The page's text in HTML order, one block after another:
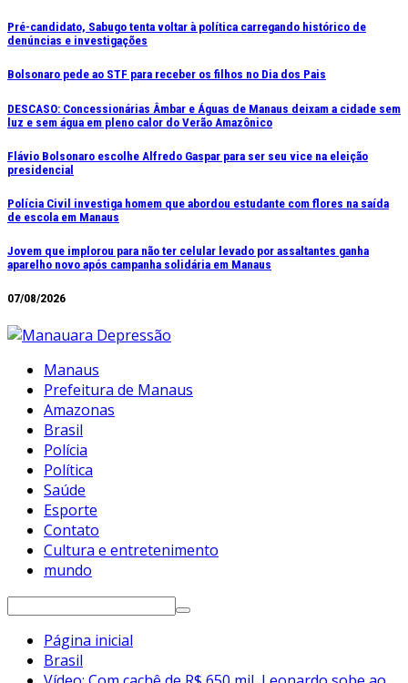
Ir
para
o
Pré-candidato, Sabugo tenta voltar à política carregando histórico de
denúncias e investigações
Bolsonaro pede ao STF para receber os filhos no Dia dos Pais
DESCASO: Concessionárias Âmbar e Águas de Manaus deixam a cidade sem
luz e sem água em pleno calor do Verão Amazônico
Flávio Bolsonaro escolhe Alfredo Gaspar para ser seu vice na eleição
presidencial
Polícia Civil investiga homem que abordou estudante com flores na saída
de escola em Manaus
Jovem que implorou para não ter celular levado por assaltantes ganha
aparelho novo após campanha solidária em Manaus
07/08/2026
Manaus
Prefeitura de Manaus
Amazonas
Brasil
Polícia
Política
Saúde
Esporte
Contato
Cultura e entretenimento
mundo
Pesquisar
Página inicial
Brasil